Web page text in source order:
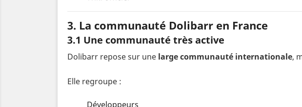
3. La communauté Dolibarr en France
3.1 Une communauté très active
Dolibarr repose sur une large communauté internationale,
Elle regroupe :
Développeurs